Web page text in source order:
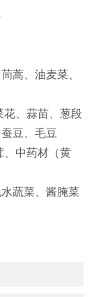
蒿、油麦菜、
花、蒜苗、葱段
豆、毛豆
、中药材（黄
蔬菜、酱腌菜